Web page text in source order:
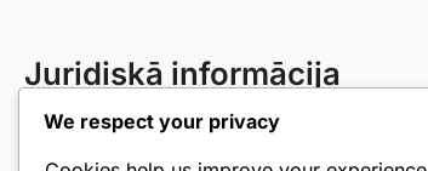
Juridiskā informācija
Sīkdatņu iestatījumi
We respect your privacy